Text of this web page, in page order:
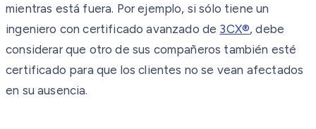
mientras está fuera. Por ejemplo, si sólo tiene un
ingeniero con certificado avanzado de 3CX®, debe
considerar que otro de sus compañeros también esté
certificado para que los clientes no se vean afectados
en su ausencia.